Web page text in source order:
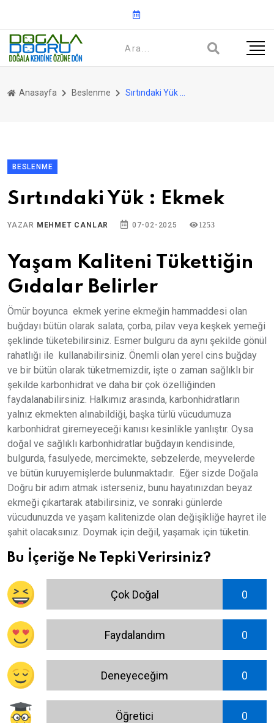
Anasayfa Beslenme
BESLENME
Sırtındaki Yük : Ekmek
YAZAR MEHMET CANLAR 07-02-2025 1253
Yaşam Kaliteni Tükettiğin
Gıdalar Belirler
Ömür boyunca ekmek yerine ekmeğin hammaddesi olan
buğdayı bütün olarak salata, çorba, pilav veya keşkek yemeği
şeklinde tüketebilirsiniz. Esmer bulguru da aynı şekilde gönül
rahatlığı ile kullanabilirsiniz. Önemli olan yerel cins buğday
ve bir bütün olarak tüketmemizdir, işte o zaman sağlıklı bir
şekilde karbonhidrat ve daha bir çok özelliğinden
faydalanabilirsiniz. Halkımız arasında, karbonhidratların
yalnız ekmekten alınabildiği, başka türlü vücudumuza
karbonhidrat giremeyeceği kanısı kesinlikle yanlıştır. Oysa
doğal ve sağlıklı karbonhidratlar buğdayın kendisinde,
bulgurda, fasulyede, mercimekte, sebzelerde, meyvelerde
ve bütün kuruyemişlerde bulunmaktadır. Eğer sizde Doğala
Doğru bir adım atmak isterseniz, bunu hayatınızdan beyaz
ekmeği çıkartarak atabilirsiniz, ve sonraki günlerde
vücudunuzda ve yaşam kalitenizde olan değişikliğe hayret ile
şahit olacaksınız. Doymak için değil, yaşamak için tüketin.
Bu İçeriğe Ne Tepki Verirsiniz?
Çok Doğal 0
Faydalandım 0
Deneyeceğim 0
Öğretici 0